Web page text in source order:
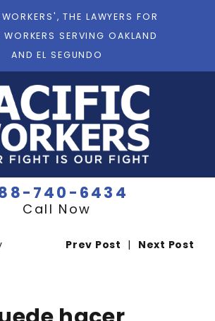
THE LAWYERS FOR
WORKERS SERVING OAKLAND
AND EL SEGUNDO
740-6434
Call Now
Prev Post | Next Post